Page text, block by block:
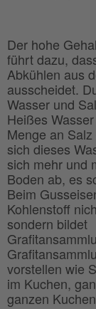
Der hohe
führt dazu,
Abkühlen aus
ausscheidet.
Wasser und
Heißes
Menge an
sich dieses
sich mehr und
Boden ab, es
Beim
Kohlenstoff
sondern bildet
vorstellen wie
im Kuchen,
ganzen